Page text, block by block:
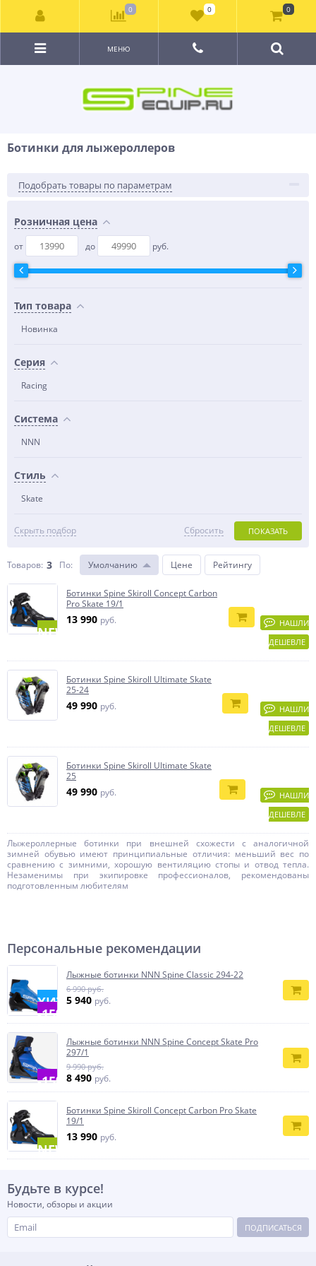
МЕНЮ
Ботинки для лыжероллеров
Подобрать товары по параметрам
Розничная цена
от до руб.
Тип товара
Новинка
Серия
Racing
Система
NNN
Стиль
Skate
Скрыть подбор ПОКАЗАТЬ
Сбросить
Товаров: 3 По: Умолчанию Цене Рейтингу
NEW
Ботинки Spine Skiroll Concept Carbon
Pro Skate 19/1
13 990 руб.
НАШЛИ
ДЕШЕВЛЕ
Ботинки Spine Skiroll Ultimate Skate
25-24
49 990 руб.
НАШЛИ
ДЕШЕВЛЕ
Ботинки Spine Skiroll Ultimate Skate
25
49 990 руб.
НАШЛИ
ДЕШЕВЛЕ
Лыжероллерные ботинки при внешней схожести с аналогичной
зимней обувью имеют принципиальные отличия: меньший вес по
сравнению с зимними, хорошую вентиляцию стопы и отвод тепла.
Незаменимы при экипировке профессионалов, рекомендованы
подготовленным любителям
Персональные рекомендации
ХИТ
-15%
Лыжные ботинки NNN Spine Classic 294-22
6 990 руб.
5 940 руб.
-15%
Лыжные ботинки NNN Spine Concept Skate Pro
297/1
9 990 руб.
8 490 руб.
NEW
Ботинки Spine Skiroll Concept Carbon Pro Skate
19/1
13 990 руб.
Будьте в курсе!
Новости, обзоры и акции
ПОДПИСАТЬСЯ
0 0 0